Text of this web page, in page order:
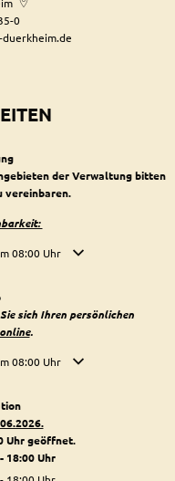
0
der Verwaltung bitten
vereinbaren.
oder Schließzeiten
08:00 Uhr
sich Ihren persönlichen
online.
oder Schließzeiten
08:00 Uhr
Uhr geöffnet.
18:00Uhr
Von 09:30 bis 18:00 Uhr